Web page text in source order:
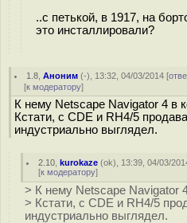
..с петькой, в 1917, на
это инсталлировали?
1.8 ,Аноним (-), 13:32, 04/03/2014 [
[к модератору]
К нему Netscape Navigator 4 в
Кстати, с CDE и RH4/5
индустриально выглядел.
2.10 ,kurokaze (ok), 13:39, 04/03/
[к модератору]
> К нему Netscape Navigator
> Кстати, с CDE и RH4/5
индустриально выглядел.